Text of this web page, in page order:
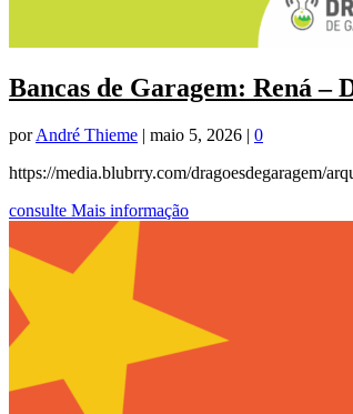
Bancas de Garagem: Rená –
porAndré Thieme | maio 5, 2026 | 0
https://media.blubrry.com/dragoesdegaragem/
consulte Mais informação